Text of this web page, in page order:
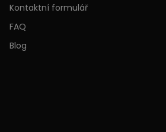
Kontaktní formulář
FAQ
Blog